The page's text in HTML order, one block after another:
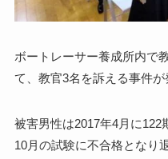
ボートレーサー養成所内で
て、教官3名を訴える事件が
被害男性は2017年4月に
10月の試験に不合格となり